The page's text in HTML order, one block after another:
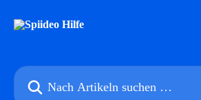
Nach Artikeln suchen …